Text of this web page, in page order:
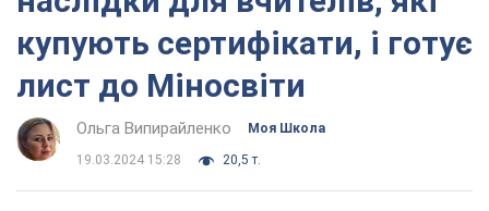
купують сертифікати, і готує
лист до Міносвіти
Ольга Випирайленко Моя Школа
19.03.2024 15:28 20,5 т.